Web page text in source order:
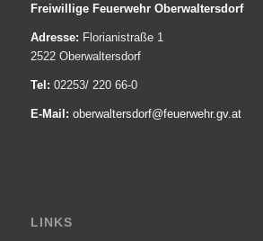
Freiwillige Feuerwehr Oberwaltersdorf
Adresse: Florianistraße 1
2522 Oberwaltersdorf
Tel: 02253/ 220 66-0
E-Mail: oberwaltersdorf@­feuerwehr.gv.at
LINKS